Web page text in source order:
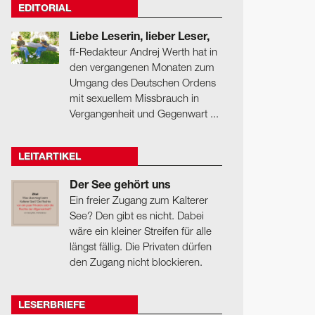
EDITORIAL
Liebe Leserin, lieber Leser,
ff-Redakteur Andrej Werth hat in
den vergangenen Monaten zum
Umgang des Deutschen Ordens
mit sexuellem Missbrauch in
Vergangenheit und Gegenwart ...
LEITARTIKEL
Der See gehört uns
Ein freier Zugang zum Kalterer
See? Den gibt es nicht. Dabei
wäre ein kleiner Streifen für alle
längst fällig. Die Privaten dürfen
den Zugang nicht blockieren.
LESERBRIEFE